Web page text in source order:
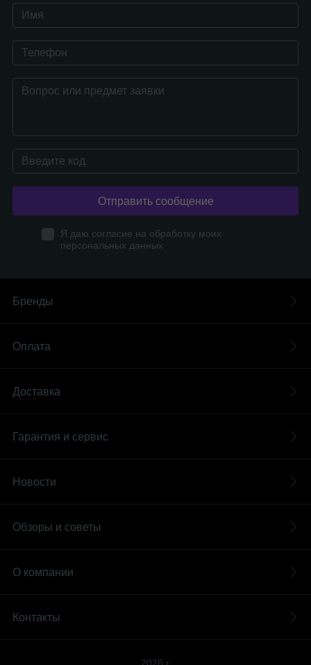
Отправить сообщение
Я даю согласие на обработку моих
персональных данных
Бренды
Оплата
Доставка
Гарантия и сервис
Новости
Обзоры и советы
О компании
Контакты